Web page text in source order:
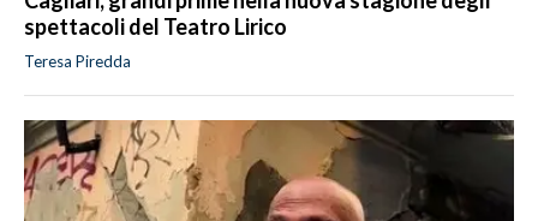
spettacoli del Teatro Lirico
Teresa Piredda